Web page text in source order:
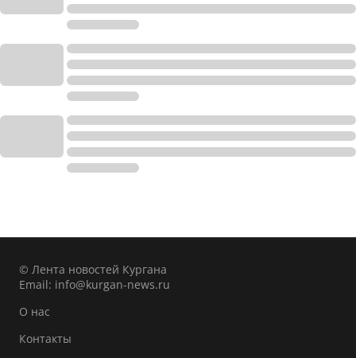
© Лента новостей Кургана
Email: info@kurgan-news.ru
О нас
Контакты